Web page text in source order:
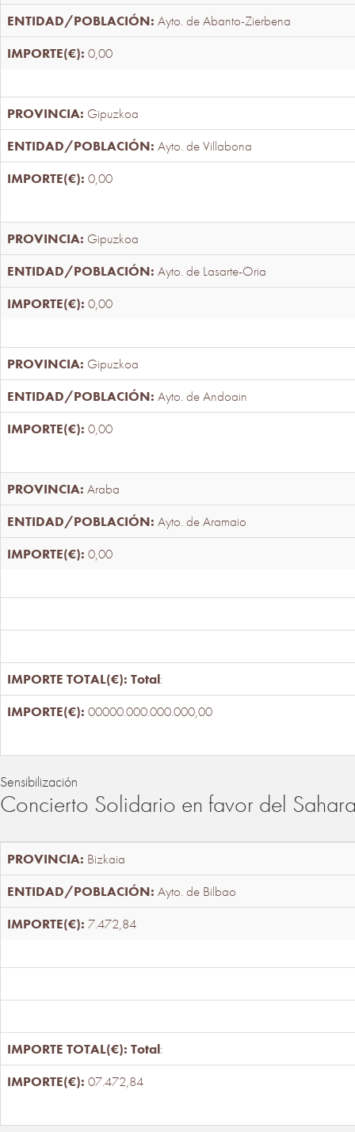
Ayto. de Abanto-Zierbena
0,00
Gipuzkoa
Ayto. de Villabona
0,00
Gipuzkoa
Ayto. de Lasarte-Oria
0,00
Gipuzkoa
Ayto. de Andoain
0,00
Araba
Ayto. de Aramaio
0,00
Total:
00000.000.000.000,00
Sensibilización
Concierto Solidario en favor del
Bizkaia
Ayto. de Bilbao
7.472,84
Total:
07.472,84